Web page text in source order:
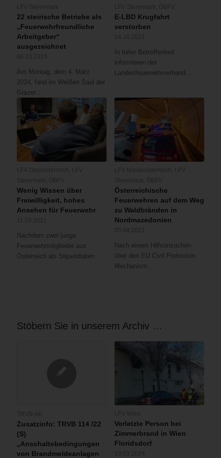
22 steirische Betriebe als
„Feuerwehrfreundliche
Arbeitgeber“
ausgezeichnet
Am Montag, dem 4. März
2024, fand im Weißen Saal der
Grazer…
E-LBD Krugfahrt
verstorben
In tiefer Betroffenheit
informieren der
Landesfeuerwehrverband…
Wenig Wissen über
Freiwilligkeit, hohes
Ansehen für Feuerwehr
Nachdem zwei junge
Feuerwehrmitglieder aus
Österreich als Stipendiaten…
Österreichische
Feuerwehren auf dem Weg
zu Waldbränden in
Nordmazedonien
Nach einem Hilfsansuchen
über den EU Civil Protection
Mechanism…
Stöbern Sie in unserem Archiv …
Zusatzinfo: TRVB 114 /22
(S)
„Anschaltebedingungen
von Brandmeldeanlagen
Verletzte Person bei
Zimmerbrand in Wien
Floridsdorf